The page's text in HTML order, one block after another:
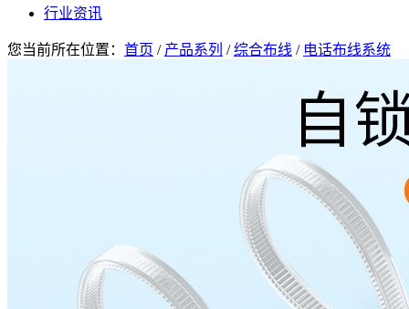
行业资讯
您当前所在位置： 首页 / 产品系列 /综合布线 / 电话布线系统